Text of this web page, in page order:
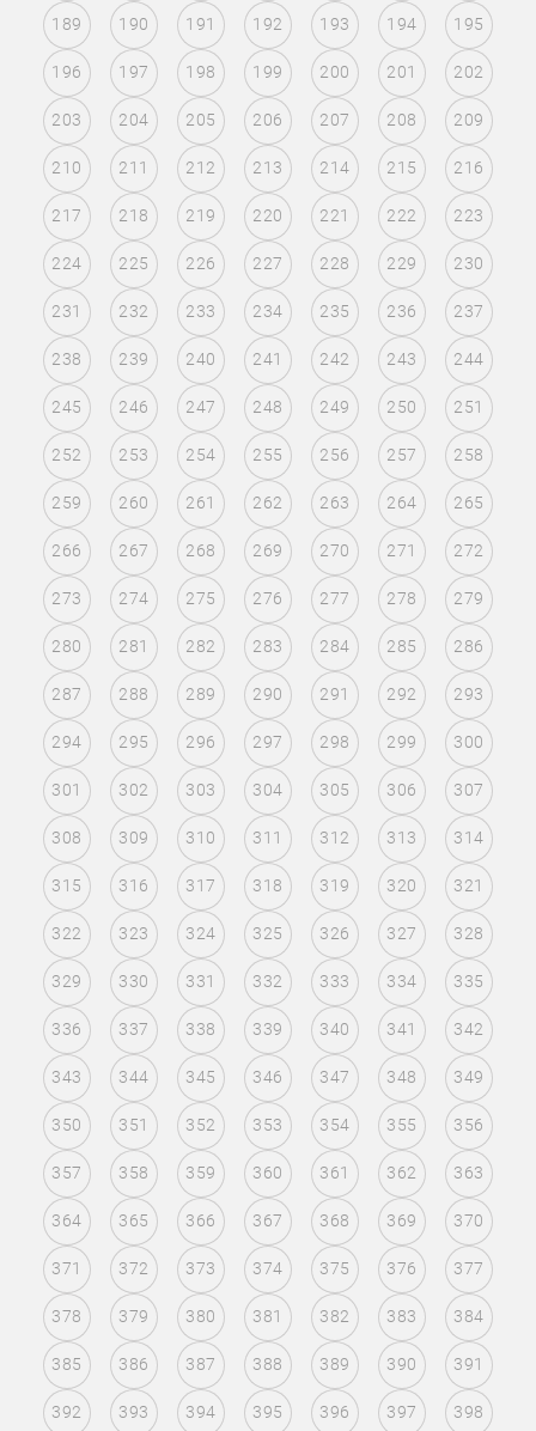
189 190 191 192 193 194 195
196 197 198 199 200 201 202
203 204 205 206 207 208 209
210 211 212 213 214 215 216
217 218 219 220 221 222 223
224 225 226 227 228 229 230
231 232 233 234 235 236 237
238 239 240 241 242 243 244
245 246 247 248 249 250 251
252 253 254 255 256 257 258
259 260 261 262 263 264 265
266 267 268 269 270 271 272
273 274 275 276 277 278 279
280 281 282 283 284 285 286
287 288 289 290 291 292 293
294 295 296 297 298 299 300
301 302 303 304 305 306 307
308 309 310 311 312 313 314
315 316 317 318 319 320 321
322 323 324 325 326 327 328
329 330 331 332 333 334 335
336 337 338 339 340 341 342
343 344 345 346 347 348 349
350 351 352 353 354 355 356
357 358 359 360 361 362 363
364 365 366 367 368 369 370
371 372 373 374 375 376 377
378 379 380 381 382 383 384
385 386 387 388 389 390 391
392 393 394 395 396 397 398